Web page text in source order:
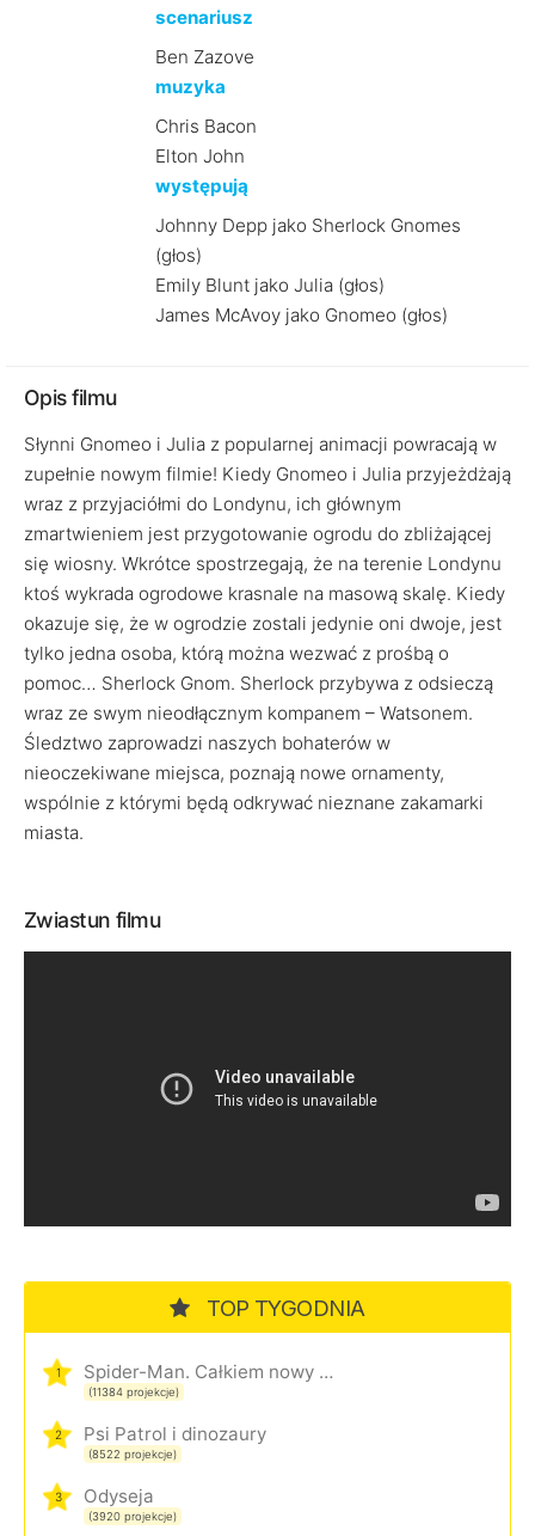
scenariusz
Ben Zazove
muzyka
Chris Bacon
Elton John
występują
Johnny Depp jako Sherlock Gnomes
(głos)
Emily Blunt jako Julia (głos)
James McAvoy jako Gnomeo (głos)
Opis filmu
Słynni Gnomeo i Julia z popularnej animacji powracają w
zupełnie nowym filmie! Kiedy Gnomeo i Julia przyjeżdżają
wraz z przyjaciółmi do Londynu, ich głównym
zmartwieniem jest przygotowanie ogrodu do zbliżającej
się wiosny. Wkrótce spostrzegają, że na terenie Londynu
ktoś wykrada ogrodowe krasnale na masową skalę. Kiedy
okazuje się, że w ogrodzie zostali jedynie oni dwoje, jest
tylko jedna osoba, którą można wezwać z prośbą o
pomoc… Sherlock Gnom. Sherlock przybywa z odsieczą
wraz ze swym nieodłącznym kompanem – Watsonem.
Śledztwo zaprowadzi naszych bohaterów w
nieoczekiwane miejsca, poznają nowe ornamenty,
wspólnie z którymi będą odkrywać nieznane zakamarki
miasta.
Zwiastun filmu
TOP TYGODNIA
1 Spider-Man. Całkiem nowy dzień
(11384 projekcje)
2 Psi Patrol i dinozaury
(8522 projekcje)
3 Odyseja
(3920 projekcje)